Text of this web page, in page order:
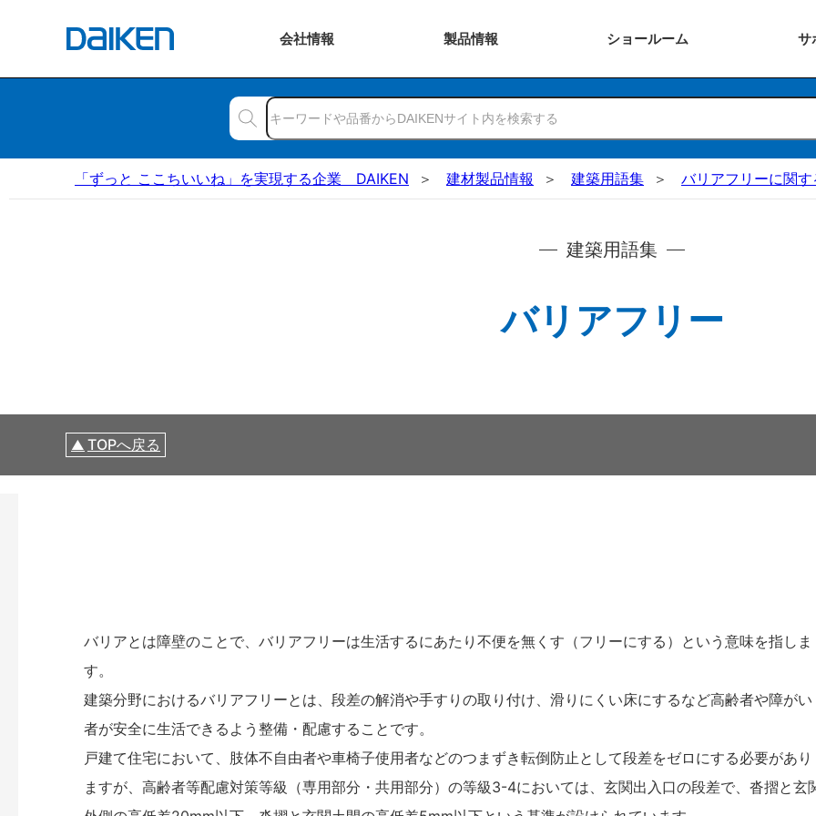
会社情報 製品情報 ショールーム サ
「ずっと ここちいいね」を実現する企業 DAIKEN 建材製品情報 建築用語集 バリアフリーに関
建築用語集
バリアフリー
TOPへ戻る
バリアとは障壁のことで、バリアフリーは生活するにあたり不便を無くす（フリーにする）という意味を指しま
す。
建築分野におけるバリアフリーとは、段差の解消や手すりの取り付け、滑りにくい床にするなど高齢者や障がい
者が安全に生活できるよう整備・配慮することです。
戸建て住宅において、肢体不自由者や車椅子使用者などのつまずき転倒防止として段差をゼロにする必要があり
ますが、高齢者等配慮対策等級（専用部分・共用部分）の等級3-4においては、玄関出入口の段差で、沓摺と玄